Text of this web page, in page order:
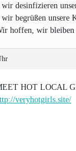
wir desinfizieren
wir begrüßen unsere
hoffen, wir bleiben
HOT LOCAL
veryhotgirls.site/